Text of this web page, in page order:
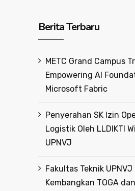
Berita Terbaru
METC Grand Campus
Empowering AI
Microsoft Fabric
Penyerahan SK Izin
Logistik Oleh LLDIKTI
UPNVJ
Fakultas Teknik
Kembangkan TOGA